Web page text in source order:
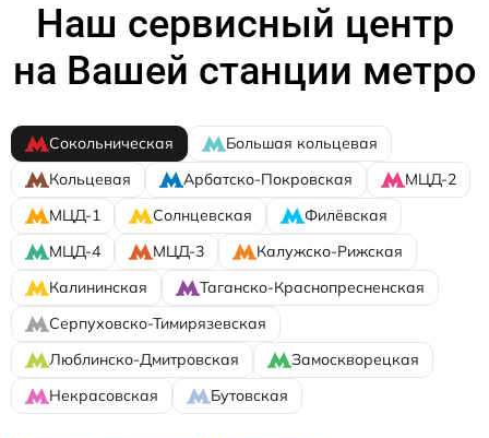
Наш сервисный центр
на Вашей станции метро
Сокольническая
Большая кольцевая
Кольцевая
Арбатско-Покровская
МЦД-2
МЦД-1
Солнцевская
Филёвская
МЦД-4
МЦД-3
Калужско-Рижская
Калининская
Таганско-Краснопресненская
Серпуховско-Тимирязевская
Люблинско-Дмитровская
Замоскворецкая
Некрасовская
Бутовская